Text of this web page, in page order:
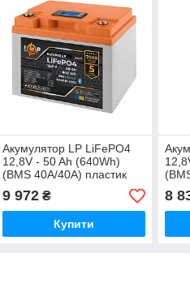
Акумулятор LP LiFePO4
12,8V - 50 Ah (640Wh)
(BMS 40A/40А) пластик
LCD Smart BT
9 972₴
Купити
8